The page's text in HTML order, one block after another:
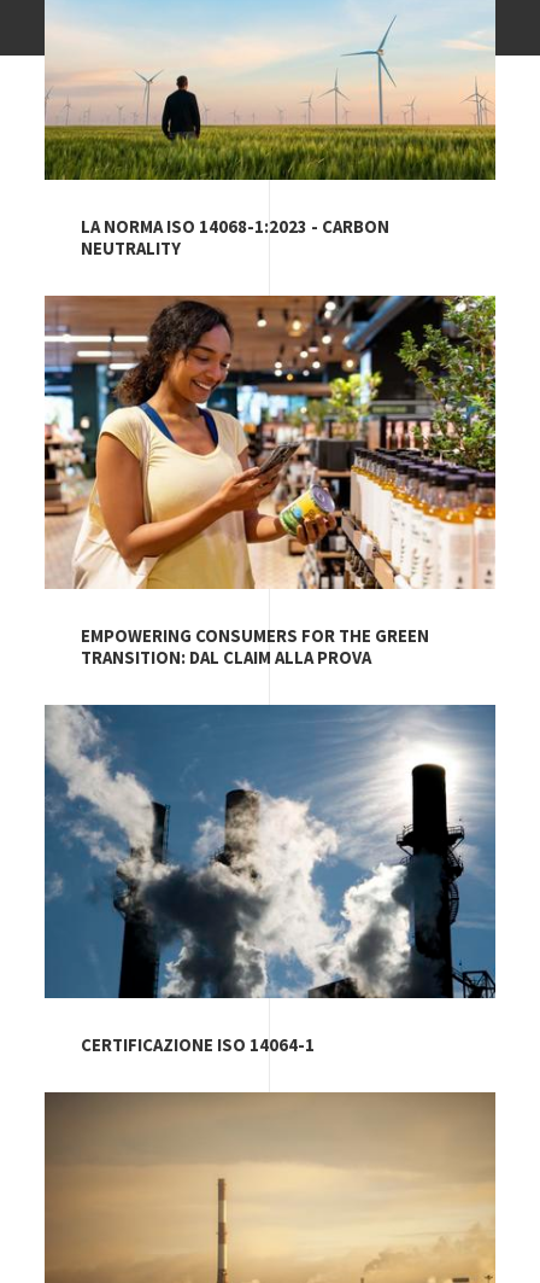
LA NORMA ISO 14068-1:2023 - CARBON
NEUTRALITY
Image
EMPOWERING CONSUMERS FOR THE GREEN
TRANSITION: DAL CLAIM ALLA PROVA
Image
CERTIFICAZIONE ISO 14064-1